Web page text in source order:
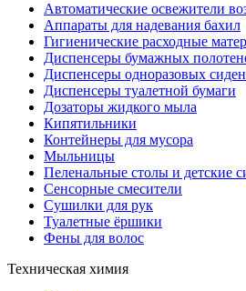
Автоматические освежители
Аппараты для надевания бахил
Гигиенические расходные
Диспенсеры бумажных
Диспенсеры одноразовых
Диспенсеры туалетной бумаги
Дозаторы жидкого мыла
Кипятильники
Контейнеры для мусора
Мыльницы
Пеленальные столы и детские
Сенсорные смесители
Сушилки для рук
Туалетные ёршики
Фены для волос
Техническая химия